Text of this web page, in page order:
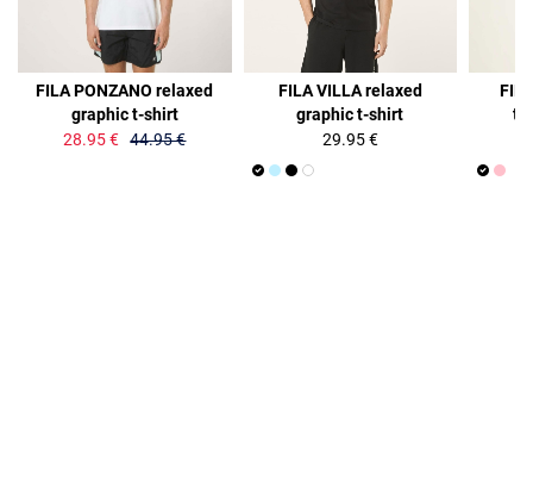
FILA PONZANO relaxed
graphic t-shirt
28.95 € 44.95 €
FILA VILLA relaxed
graphic t-shirt
29.95 €